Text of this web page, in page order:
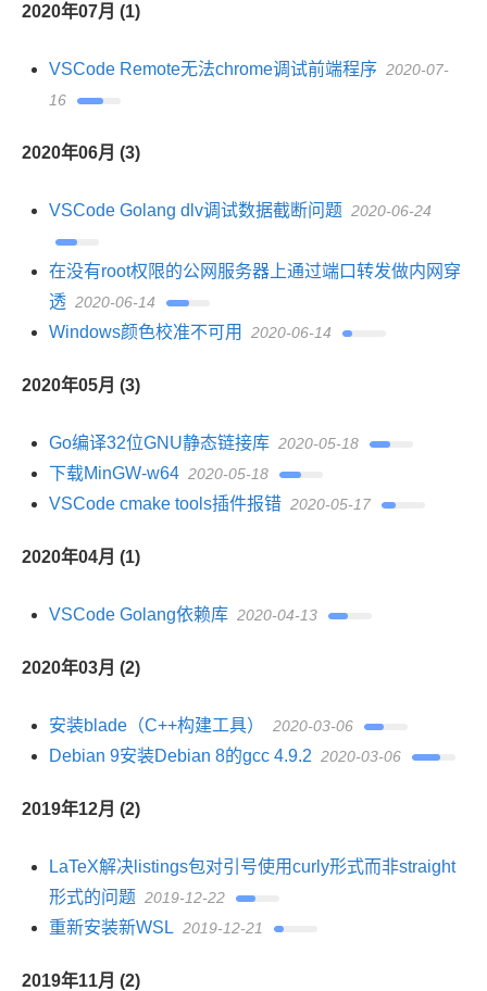
2020年07月 (1)
VSCode Remote无法chrome调试前端程序 2020-07-
16
2020年06月 (3)
VSCode Golang dlv调试数据截断问题 2020-06-24
在没有root权限的公网服务器上通过端口转发做内网穿
透 2020-06-14
Windows颜色校准不可用 2020-06-14
2020年05月 (3)
Go编译32位GNU静态链接库 2020-05-18
下载MinGW-w64 2020-05-18
VSCode cmake tools插件报错 2020-05-17
2020年04月 (1)
VSCode Golang依赖库 2020-04-13
2020年03月 (2)
安装blade（C++构建工具） 2020-03-06
Debian 9安装Debian 8的gcc 4.9.2 2020-03-06
2019年12月 (2)
LaTeX解决listings包对引号使用curly形式而非straight
形式的问题 2019-12-22
重新安装新WSL 2019-12-21
2019年11月 (2)